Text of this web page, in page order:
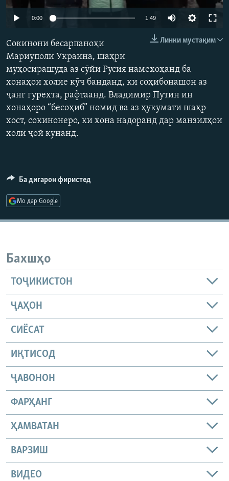
ГУЗОРИШҲОИ РАДИОӢ
Русский
ПАЙГИРӢ КУНЕД
Ҳамаи сомонаҳои RFE/RL
Auto 240p 480p
720p 1080p
0:00 1:49
480p
1080p
Линки мустақим
Сокинони бесарпаноҳи
Мариуполи Украина, шаҳри
муҳосирашуда аз сӯйи Русия намехоҳанд ба
хонаҳои холие кӯч банданд, ки соҳибонашон аз
ҷанг гурехта, рафтаанд. Владимир Путин ин
хонаҳоро “бесоҳиб” номид ва аз ҳукумати шаҳр
хост, сокинонеро, ки хона надоранд дар манзилҳои
холӣ ҷой кунанд.
Ба дигарон фиристед
Мо дар Google
Бахшҳо
ТОҶИКИСТОН
ҶАҲОН
СИЁСАТ
ИҚТИСОД
ҶАВОНОН
ФАРҲАНГ
ҲАМВАТАН
ВАРЗИШ
ВИДЕО